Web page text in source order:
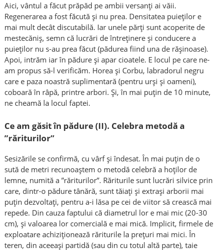
Aici, vântul a făcut prăpăd pe ambii versanți ai văii.
Regenerarea a fost făcută și nu prea. Densitatea puieților e
mai mult decât discutabilă. Iar unele părți sunt acoperite de
mestecăniș, semn că lucrări de întreținere și conducere a
puieților nu s-au prea făcut (pădurea fiind una de rășinoase).
Apoi, intrăm iar în pădure și apar cioatele. E locul pe care ne-
am propus să-l verificăm. Horea și Corbu, labradorul negru
care e paza noastră suplimentară (pentru urși și oameni),
coboară în râpă, printre arbori. Și, în mai puțin de 10 minute,
ne cheamă la locul faptei.
Ce am găsit în pădure (II). Celebra metodă a
”răriturilor”
Sesizările se confirmă, cu vârf și îndesat. În mai puțin de o
sută de metri recunoaștem o metodă celebră a hoților de
lemne, numită a ”răriturilor”. Răriturile sunt lucrări silvice prin
care, dintr-o pădure tânără, sunt tăiați și extrași arborii mai
puțin dezvoltați, pentru a-i lăsa pe cei de viitor să crească mai
repede. Din cauza faptului că diametrul lor e mai mic (20-30
cm), și valoarea lor comercială e mai mică. Implicit, firmele de
exploatare achiziționează răriturile la prețuri mai mici. În
teren, din aceeași partidă (sau din cu totul altă parte), taie